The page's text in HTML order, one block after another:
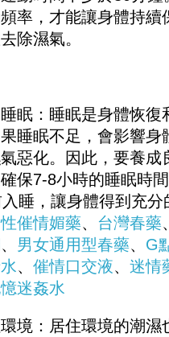
率，才能讓身體持續
除濕氣。
：睡眠是身體恢復
睡眠不足，會影響身
惡化。因此，要養成
保7-8小時的睡眠時
睡，讓身體得到充分
催情媚藥、 台灣春藥、
、 男女通用型春藥、 G
、 催情口交液、 迷情
迷姦水
：居住環境的潮濕